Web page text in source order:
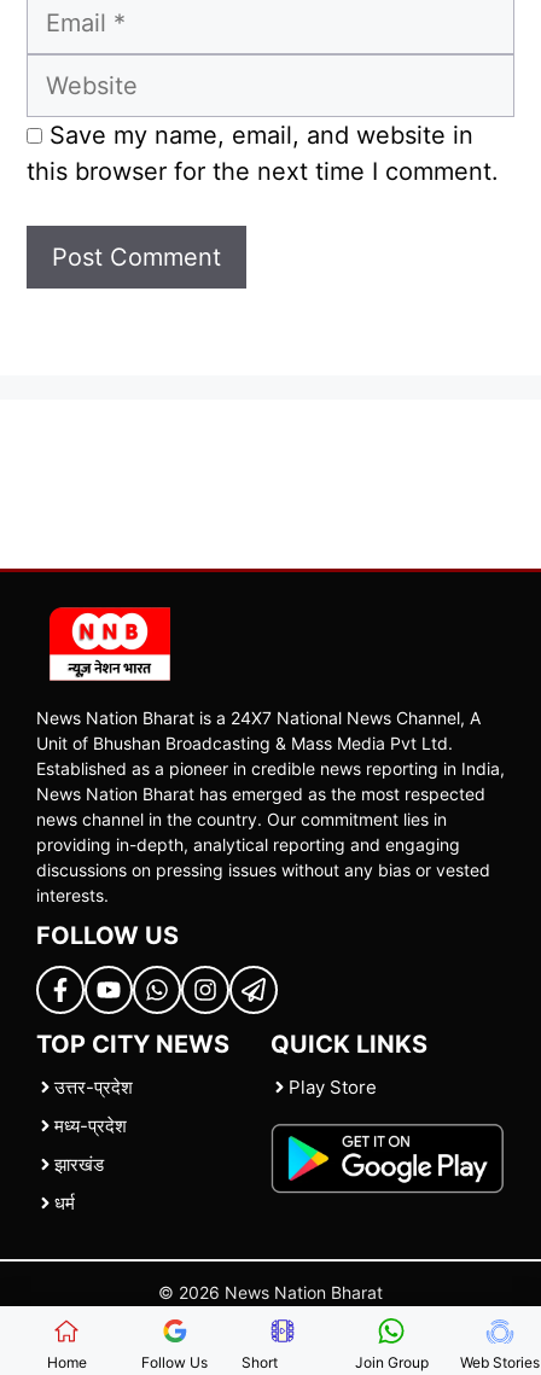
Email
Website
Save my name, email, and website in
this browser for the next time I comment.
News Nation Bharat is a 24X7 National News Channel, A
Unit of Bhushan Broadcasting & Mass Media Pvt Ltd.
Established as a pioneer in credible news reporting in India,
News Nation Bharat has emerged as the most respected
news channel in the country. Our commitment lies in
providing in-depth, analytical reporting and engaging
discussions on pressing issues without any bias or vested
interests.
FOLLOW US
TOP CITY NEWS
उत्तर-प्रदेश
मध्य-प्रदेश
झारखंड
धर्म
QUICK LINKS
Play Store
© 2026 News Nation Bharat
| |Contact Us |Policies Terms and Conditions
Home Follow Us Short Join Group Web Stories